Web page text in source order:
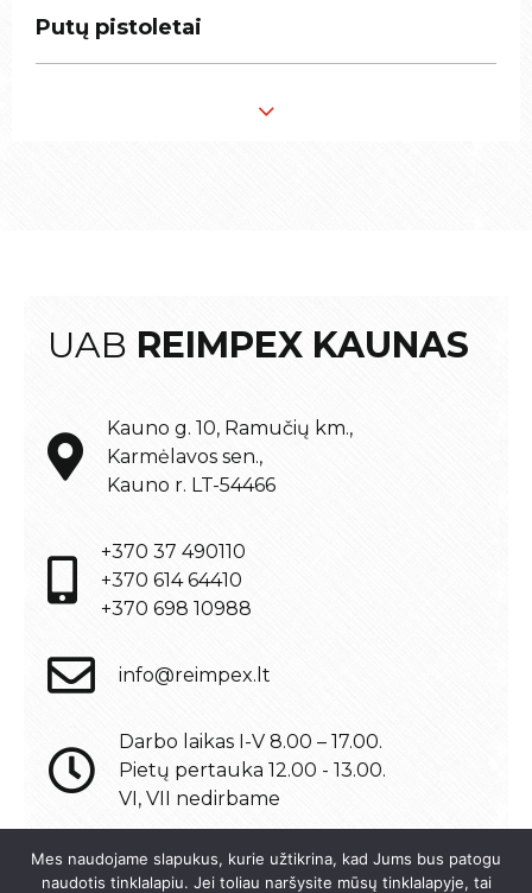
Putų pistoletai
Putų pistoletai
UAB REIMPEX KAUNAS
Kauno g. 10, Ramučių km.,
Karmėlavos sen.,
Kauno r. LT-54466
+370 37 490110
+370 614 64410
+370 698 10988
info@reimpex.lt
Darbo laikas I-V 8.00 – 17.00.
Pietų pertauka 12.00 - 13.00.
VI, VII nedirbame
Mes naudojame slapukus, kurie užtikrina, kad Jums bus patogu
naudotis tinklalapiu. Jei toliau naršysite mūsų tinklalapyje, tai